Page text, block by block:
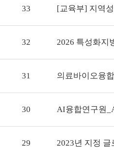
33 [교육부] 지역
32 2026 특성화지
31 의료바이오융
30 AI융합연구원
29 2023년 지정